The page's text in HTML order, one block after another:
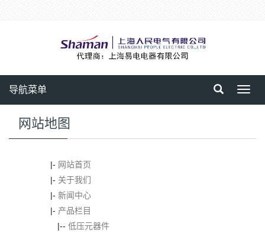
导航菜单
网站地图
|- 网站首页
|- 关于我们
|- 新闻中心
|- 产品栏目
|-- 低压元器件